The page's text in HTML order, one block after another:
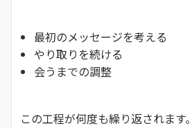
最初のメッセージを考える
やり取りを続ける
会うまでの調整
この工程が何度も繰り返されます。